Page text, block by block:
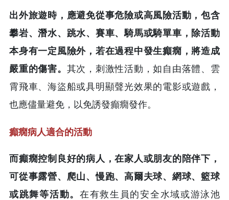
出外旅遊時，應避免從事危險或高風險活動，包含
攀岩、潛水、跳水、賽車、騎馬或騎單車，除活動
本身有一定風險外，若在過程中發生癲癇，將造成
嚴重的傷害。 其次，刺激性活動，如自由落體、雲
霄飛車、海盜船或具明顯聲光效果的電影或遊戲，
也應儘量避免，以免誘發癲癇發作。
癲癇病人適合的活動
而癲癇控制良好的病人，在家人或朋友的陪伴下，
可從事露營、爬山、慢跑、高爾夫球、網球、籃球
或跳舞等活動。 在有救生員的安全水域或游泳池